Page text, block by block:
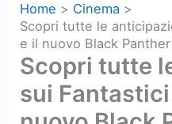
Home
Cinema
Scopri tutte le
e il nuovo Black
Scopri tutte
sui